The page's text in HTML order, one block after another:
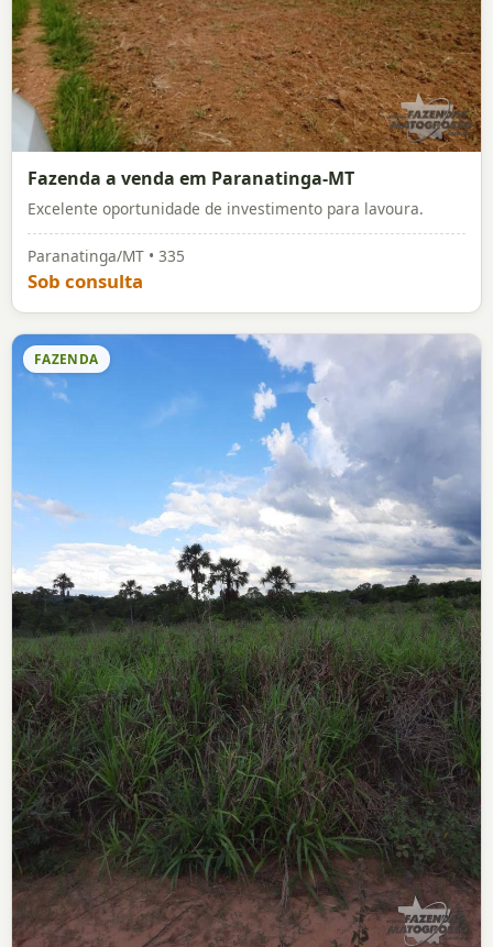
Fazenda a venda em Paranatinga-MT
Excelente oportunidade de investimento para lavoura.
Paranatinga/MT • 335
Sob consulta
FAZENDA